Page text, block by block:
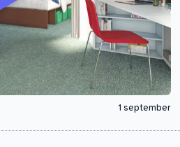
1 september